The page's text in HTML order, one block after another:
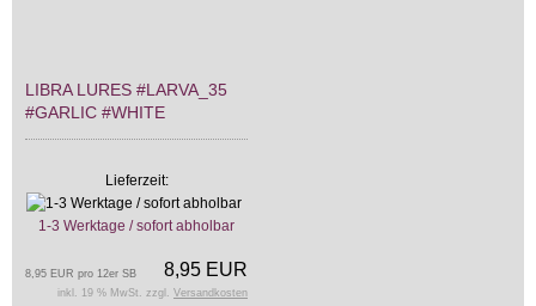
LIBRA LURES #LARVA_35
#GARLIC #WHITE
Lieferzeit:
1-3 Werktage / sofort abholbar
8,95 EUR
8,95 EUR pro 12er SB
inkl. 19 % MwSt. zzgl. Versandkosten